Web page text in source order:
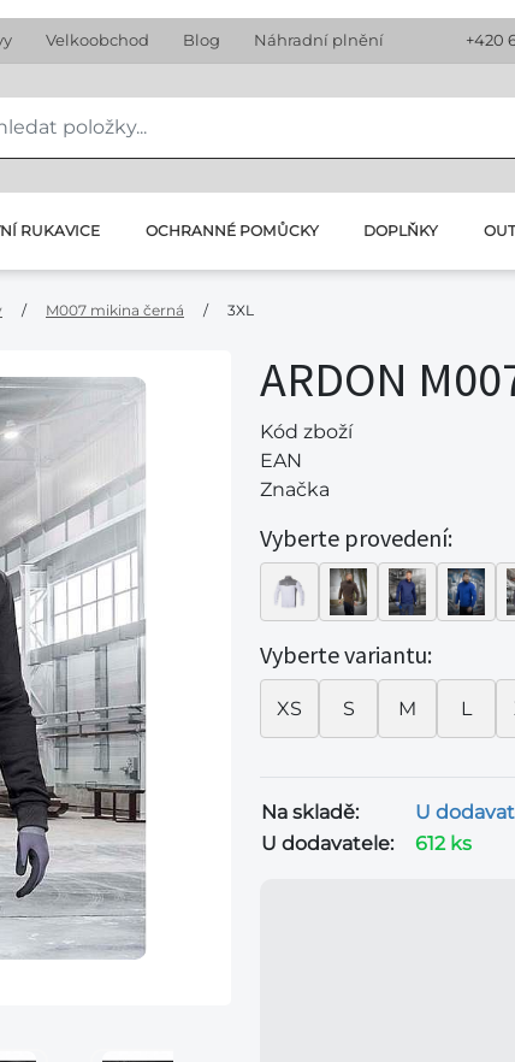
Velkoobchod Blog Náhradní plnění +420
RUKAVICE OCHRANNÉ POMŮCKY DOPLŇKY
/ M007 mikina černá / 3XL
ARDON
Kód zboží
EAN
Značka
Vyberte provedení:
Vyberte variantu:
XS S M L
Na skladě:
U
U dodavatele:
612 ks